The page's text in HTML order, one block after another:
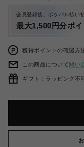
会員登録後、ポケパル払い
最大1,500円分ポ
獲得ポイントの確認方
この商品について問い
ギフト：ラッピング不